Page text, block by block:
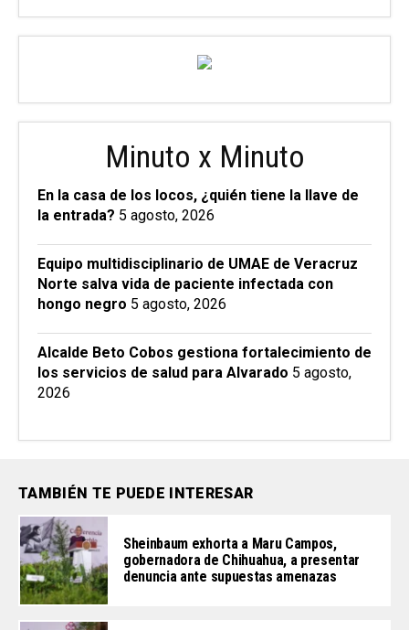
Minuto x Minuto
En la casa de los locos, ¿quién tiene la llave de
la entrada? 5 agosto, 2026
Equipo multidisciplinario de UMAE de Veracruz
Norte salva vida de paciente infectada con
hongo negro 5 agosto, 2026
Alcalde Beto Cobos gestiona fortalecimiento de
los servicios de salud para Alvarado 5 agosto,
2026
TAMBIÉN TE PUEDE INTERESAR
Sheinbaum exhorta a Maru Campos,
gobernadora de Chihuahua, a presentar
denuncia ante supuestas amenazas